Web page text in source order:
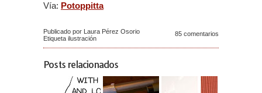
Vía: Potoppitta
Publicado por Laura Pérez Osorio
Etiqueta ilustración
85 comentarios
Posts relacionados